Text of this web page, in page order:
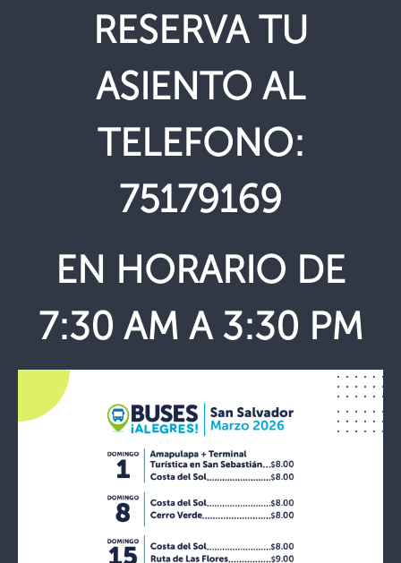
RESERVA TU
ASIENTO AL
TELEFONO:
75179169
EN HORARIO DE
7:30 AM A 3:30 PM